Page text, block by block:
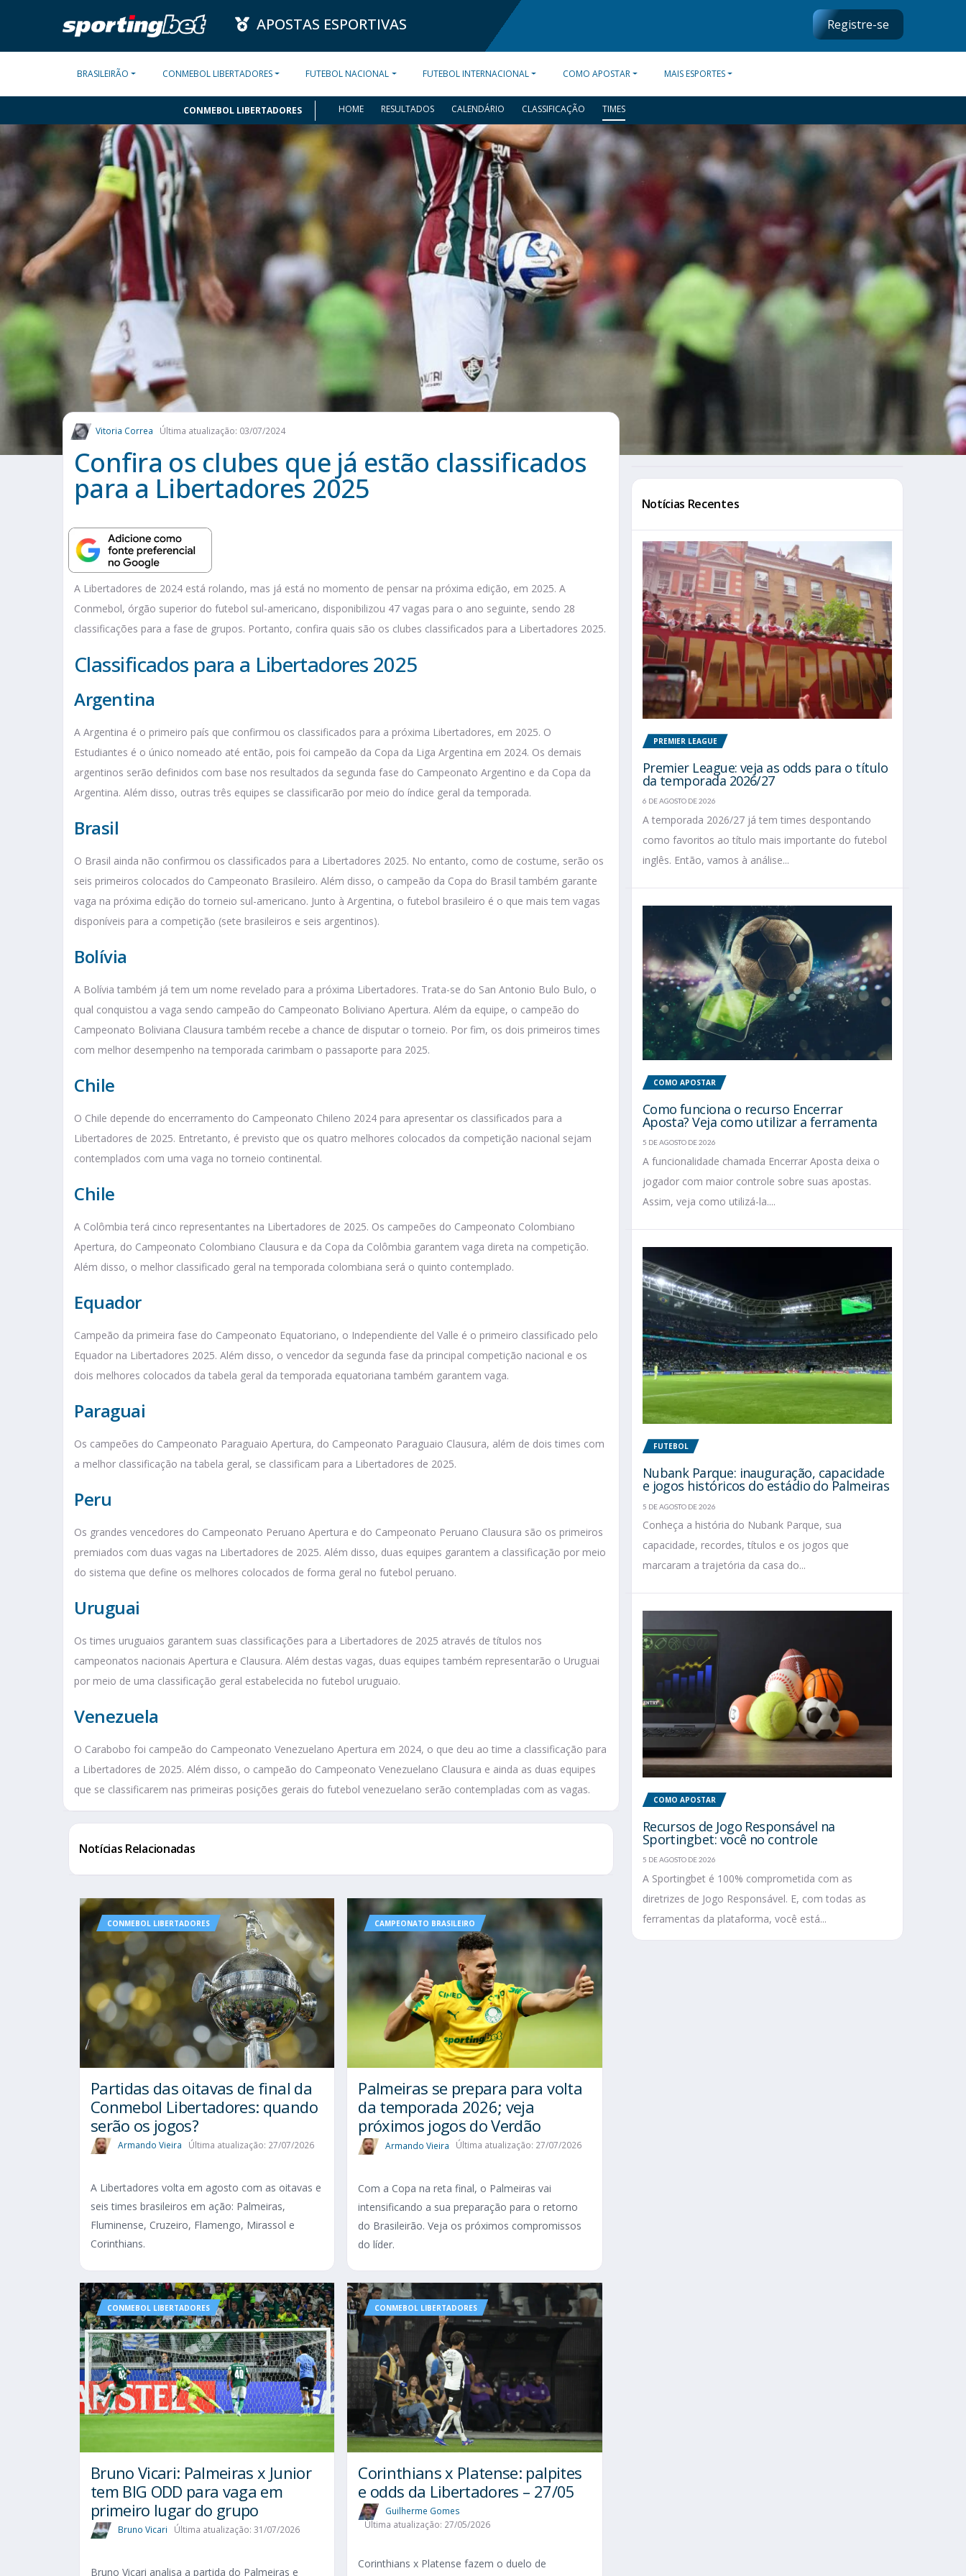
APOSTAS ESPORTIVAS Registre-se
BRASILEIRÃO CONMEBOL LIBERTADORES FUTEBOL NACIONAL FUTEBOL INTERNACIONAL COMO APOSTAR MAIS ESPORTES
CONMEBOL LIBERTADORES HOME RESULTADOS CALENDÁRIO CLASSIFICAÇÃO TIMES
Vitoria Correa Última atualização: 03/07/2024
Confira os clubes que já estão classificados
para a Libertadores 2025
A Libertadores de 2024 está rolando, mas já está no momento de pensar na próxima edição, em 2025. A
Conmebol, órgão superior do futebol sul-americano, disponibilizou 47 vagas para o ano seguinte, sendo 28
classificações para a fase de grupos. Portanto, confira quais são os clubes classificados para a Libertadores 2025.
Classificados para a Libertadores 2025
Argentina
A Argentina é o primeiro país que confirmou os classificados para a próxima Libertadores, em 2025. O
Estudiantes é o único nomeado até então, pois foi campeão da Copa da Liga Argentina em 2024. Os demais
argentinos serão definidos com base nos resultados da segunda fase do Campeonato Argentino e da Copa da
Argentina. Além disso, outras três equipes se classificarão por meio do índice geral da temporada.
Brasil
O Brasil ainda não confirmou os classificados para a Libertadores 2025. No entanto, como de costume, serão os
seis primeiros colocados do Campeonato Brasileiro. Além disso, o campeão da Copa do Brasil também garante
vaga na próxima edição do torneio sul-americano. Junto à Argentina, o futebol brasileiro é o que mais tem vagas
disponíveis para a competição (sete brasileiros e seis argentinos).
Bolívia
A Bolívia também já tem um nome revelado para a próxima Libertadores. Trata-se do San Antonio Bulo Bulo, o
qual conquistou a vaga sendo campeão do Campeonato Boliviano Apertura. Além da equipe, o campeão do
Campeonato Boliviana Clausura também recebe a chance de disputar o torneio. Por fim, os dois primeiros times
com melhor desempenho na temporada carimbam o passaporte para 2025.
Chile
O Chile depende do encerramento do Campeonato Chileno 2024 para apresentar os classificados para a
Libertadores de 2025. Entretanto, é previsto que os quatro melhores colocados da competição nacional sejam
contemplados com uma vaga no torneio continental.
Chile
A Colômbia terá cinco representantes na Libertadores de 2025. Os campeões do Campeonato Colombiano
Apertura, do Campeonato Colombiano Clausura e da Copa da Colômbia garantem vaga direta na competição.
Além disso, o melhor classificado geral na temporada colombiana será o quinto contemplado.
Equador
Campeão da primeira fase do Campeonato Equatoriano, o Independiente del Valle é o primeiro classificado pelo
Equador na Libertadores 2025. Além disso, o vencedor da segunda fase da principal competição nacional e os
dois melhores colocados da tabela geral da temporada equatoriana também garantem vaga.
Paraguai
Os campeões do Campeonato Paraguaio Apertura, do Campeonato Paraguaio Clausura, além de dois times com
a melhor classificação na tabela geral, se classificam para a Libertadores de 2025.
Peru
Os grandes vencedores do Campeonato Peruano Apertura e do Campeonato Peruano Clausura são os primeiros
premiados com duas vagas na Libertadores de 2025. Além disso, duas equipes garantem a classificação por meio
do sistema que define os melhores colocados de forma geral no futebol peruano.
Uruguai
Os times uruguaios garantem suas classificações para a Libertadores de 2025 através de títulos nos
campeonatos nacionais Apertura e Clausura. Além destas vagas, duas equipes também representarão o Uruguai
por meio de uma classificação geral estabelecida no futebol uruguaio.
Venezuela
O Carabobo foi campeão do Campeonato Venezuelano Apertura em 2024, o que deu ao time a classificação para
a Libertadores de 2025. Além disso, o campeão do Campeonato Venezuelano Clausura e ainda as duas equipes
que se classificarem nas primeiras posições gerais do futebol venezuelano serão contempladas com as vagas.
Notícias Relacionadas
CONMEBOL LIBERTADORES
Partidas das oitavas de final da
Conmebol Libertadores: quando
serão os jogos?
Armando Vieira Última atualização: 27/07/2026
A Libertadores volta em agosto com as oitavas e
seis times brasileiros em ação: Palmeiras,
Fluminense, Cruzeiro, Flamengo, Mirassol e
Corinthians.
CAMPEONATO BRASILEIRO
Palmeiras se prepara para volta
da temporada 2026; veja
próximos jogos do Verdão
Armando Vieira Última atualização: 27/07/2026
Com a Copa na reta final, o Palmeiras vai
intensificando a sua preparação para o retorno
do Brasileirão. Veja os próximos compromissos
do líder.
CONMEBOL LIBERTADORES
Bruno Vicari: Palmeiras x Junior
tem BIG ODD para vaga em
primeiro lugar do grupo
Bruno Vicari Última atualização: 31/07/2026
Bruno Vicari analisa a partida do Palmeiras e
CONMEBOL LIBERTADORES
Corinthians x Platense: palpites
e odds da Libertadores – 27/05
Guilherme Gomes
Última atualização: 27/05/2026
Corinthians x Platense fazem o duelo de
Notícias Recentes
PREMIER LEAGUE
Premier League: veja as odds para o título
da temporada 2026/27
6 DE AGOSTO DE 2026
A temporada 2026/27 já tem times despontando
como favoritos ao título mais importante do futebol
inglês. Então, vamos à análise...
COMO APOSTAR
Como funciona o recurso Encerrar
Aposta? Veja como utilizar a ferramenta
5 DE AGOSTO DE 2026
A funcionalidade chamada Encerrar Aposta deixa o
jogador com maior controle sobre suas apostas.
Assim, veja como utilizá-la....
FUTEBOL
Nubank Parque: inauguração, capacidade
e jogos históricos do estádio do Palmeiras
5 DE AGOSTO DE 2026
Conheça a história do Nubank Parque, sua
capacidade, recordes, títulos e os jogos que
marcaram a trajetória da casa do...
COMO APOSTAR
Recursos de Jogo Responsável na
Sportingbet: você no controle
5 DE AGOSTO DE 2026
A Sportingbet é 100% comprometida com as
diretrizes de Jogo Responsável. E, com todas as
ferramentas da plataforma, você está...